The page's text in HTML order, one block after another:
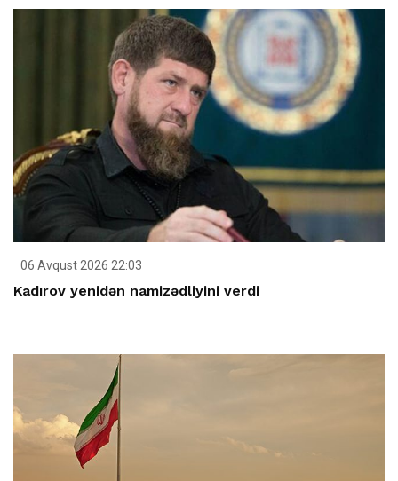
06 Avqust 2026 22:03
Kadırov yenidən namizədliyini verdi